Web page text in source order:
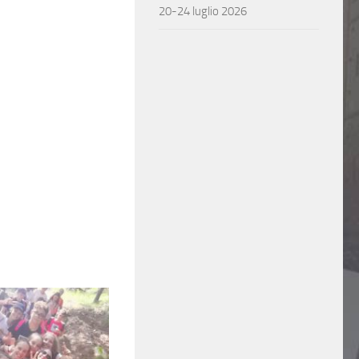
20-24 luglio 2026